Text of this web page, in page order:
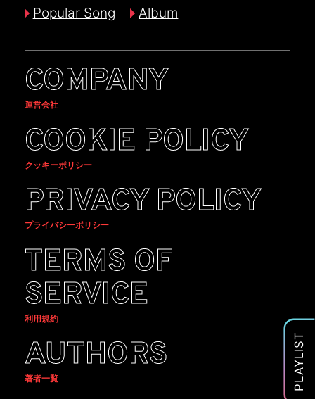
PLAYLIST
Popular Song Album
COMPANY
運営会社
COOKIE POLICY
クッキーポリシー
PRIVACY POLICY
プライバシーポリシー
TERMS OF
SERVICE
利用規約
AUTHORS
著者一覧